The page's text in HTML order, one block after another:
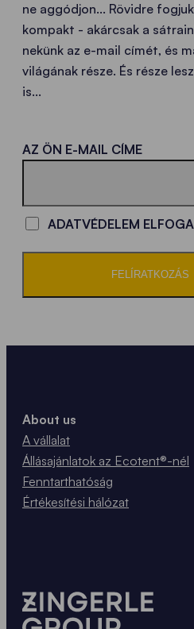
ne aggódjon... Rövidre
kompakt - akárcsak a
nekünk az e-mail címét, és
világának része. És része
is...
AZ ÖN E-MAIL CÍME
ADATVÉDELEM
FELÍRATKOZÁS
LOADING -
About us
A vállalat
Állásajánlatok az Ecotent®-nél
Fenntarthatóság
Értékesítési hálózat